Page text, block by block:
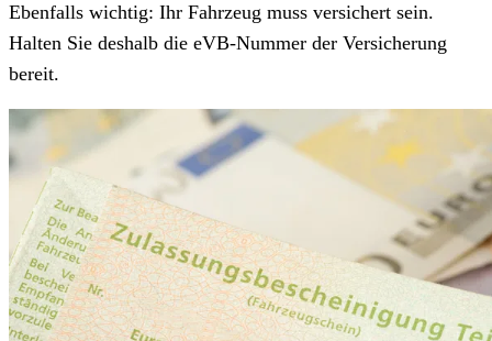
Ebenfalls wichtig: Ihr Fahrzeug muss versichert sein.
Halten Sie deshalb die eVB-Nummer der Versicherung
bereit.